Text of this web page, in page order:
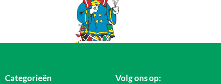
Categorieën Volg ons op: